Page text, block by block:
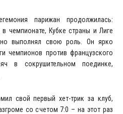
парижан продолжилась:
чемпионате, Кубке страны и Лиге
выполнял свою роль. Он ярко
чемпионов против французского
в сокрушительном поединке,
свой первый хет-трик за клуб,
со счетом 7:0 – на этот раз